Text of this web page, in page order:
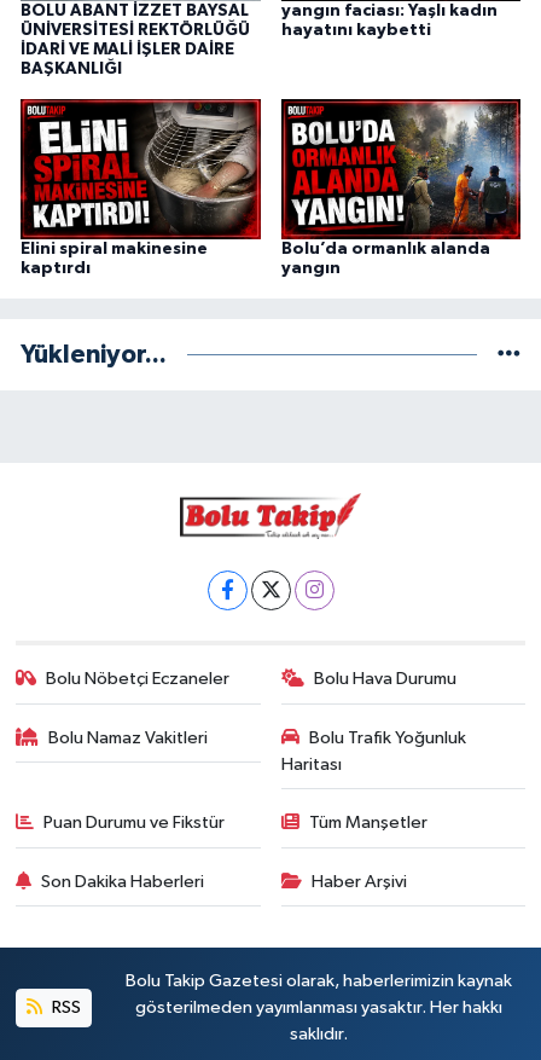
BOLU ABANT İZZET BAYSAL
ÜNİVERSİTESİ REKTÖRLÜĞÜ
İDARİ VE MALİ İŞLER DAİRE
BAŞKANLIĞI
yangın faciası: Yaşlı kadın
hayatını kaybetti
Elini spiral makinesine
kaptırdı
Bolu’da ormanlık alanda
yangın
Yükleniyor...
Bolu Nöbetçi Eczaneler Bolu Hava Durumu
Bolu Namaz Vakitleri
Bolu Trafik Yoğunluk
Haritası
Puan Durumu ve Fikstür Tüm Manşetler
Son Dakika Haberleri Haber Arşivi
RSS
Bolu Takip Gazetesi olarak, haberlerimizin kaynak
gösterilmeden yayımlanması yasaktır. Her hakkı
saklıdır.